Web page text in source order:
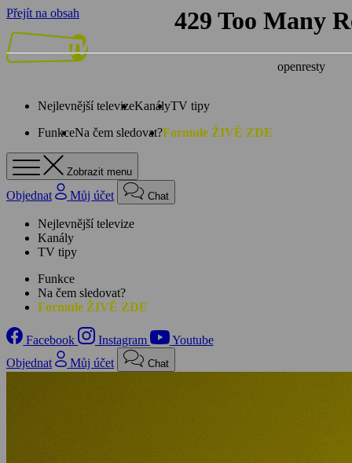
Přejít na obsah
Nejlevnější televizeKanályTV tipy
FunkceNa čem sledovat?Formule ŽIVĚ ZDE
Zobrazit menu
Objednat Můj účet Chat
Nejlevnější televize
Kanály
TV tipy
Funkce
Na čem sledovat?
Formule ŽIVĚ ZDE
Facebook Instagram
Youtube
Objednat
Můj účet Chat